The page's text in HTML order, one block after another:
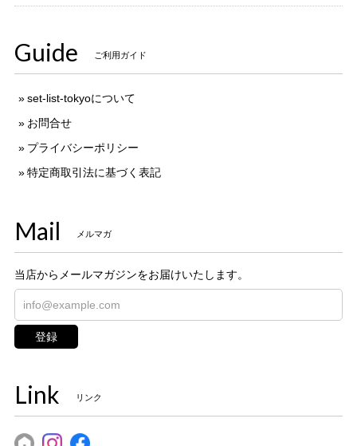
Guide ご利用ガイド
set-list-tokyoについて
お問合せ
プライバシーポリシー
特定商取引法に基づく表記
Mail メルマガ
当店からメールマガジンをお届けいたします。
登録
Link リンク